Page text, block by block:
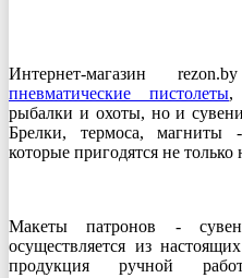
Интернет-магазин
пневматические пистолеты,
рыбалки и охоты, но и
Брелки, термоса, магниты
которые пригодятся не
Макеты патронов -
осуществляется из
продукция ручной